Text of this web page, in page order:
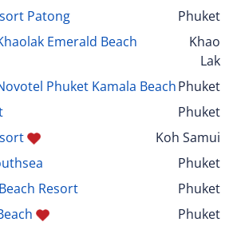
Patong
Phuket
Emerald Beach
Khao
Lak
Phuket Kamala BeachPhuket
Phuket
Koh Samui
Phuket
Resort
Phuket
Phuket